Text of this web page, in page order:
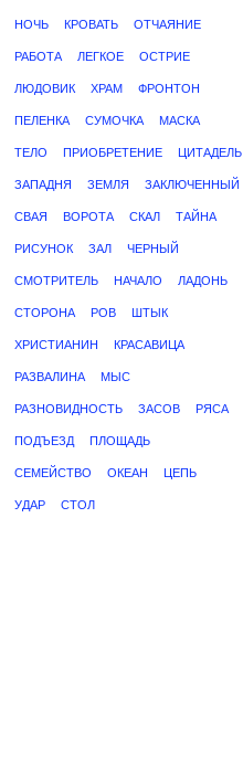
НОЧЬ КРОВАТЬ ОТЧАЯНИЕ
РАБОТА ЛЕГКОЕ ОСТРИЕ
ЛЮДОВИК ХРАМ ФРОНТОН
ПЕЛЕНКА СУМОЧКА МАСКА
ТЕЛО ПРИОБРЕТЕНИЕ ЦИТАДЕЛЬ
ЗАПАДНЯ ЗЕМЛЯ ЗАКЛЮЧЕННЫЙ
СВАЯ ВОРОТА СКАЛ ТАЙНА
РИСУНОК ЗАЛ ЧЕРНЫЙ
СМОТРИТЕЛЬ НАЧАЛО ЛАДОНЬ
СТОРОНА РОВ ШТЫК
ХРИСТИАНИН КРАСАВИЦА
РАЗВАЛИНА МЫС
РАЗНОВИДНОСТЬ ЗАСОВ РЯСА
ПОДЪЕЗД ПЛОЩАДЬ
СЕМЕЙСТВО ОКЕАН ЦЕПЬ
УДАР СТОЛ